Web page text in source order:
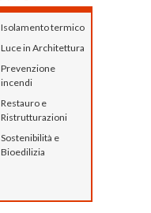
Isolamento termico
Luce in Architettura
Prevenzione
incendi
Restauro e
Ristrutturazioni
Sostenibilità e
Bioedilizia